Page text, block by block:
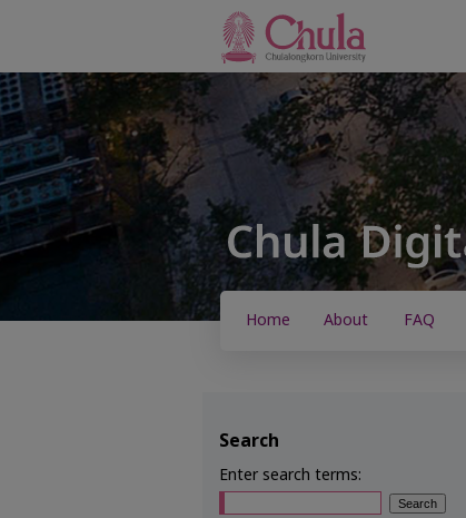
Home About FAQ
Search
Enter search terms: